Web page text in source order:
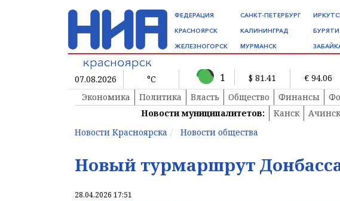
ФЕДЕРАЦИЯ
КРАСНОЯРСК
ЖЕЛЕЗНОГОРСК
САНКТ-ПЕТЕРБУРГ
КАЛИНИНГРАД
МУРМАНСК
07.08.2026 °C 1 $ 81.41 € 94.06
Экономика
Политика Власть Общество Финансы
Новости муниципалитетов:
Канск Ачинск
Новости Красноярска
Новости общества
Новый турмаршрут
28.04.2026 17:51